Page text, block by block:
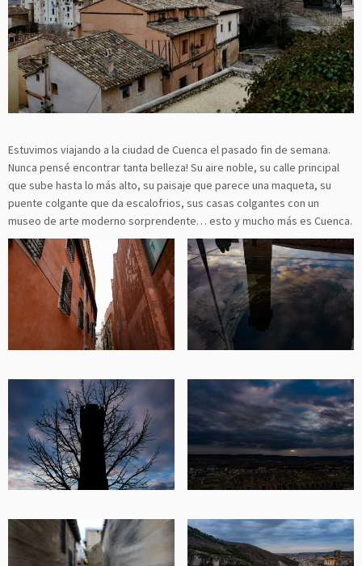
Estuvimos viajando a la ciudad de Cuenca el pasado fin de semana.
Nunca pensé encontrar tanta belleza! Su aire noble, su calle principal
que sube hasta lo más alto, su paisaje que parece una maqueta, su
puente colgante que da escalofrios, sus casas colgantes con un
museo de arte moderno sorprendente… esto y mucho más es Cuenca.